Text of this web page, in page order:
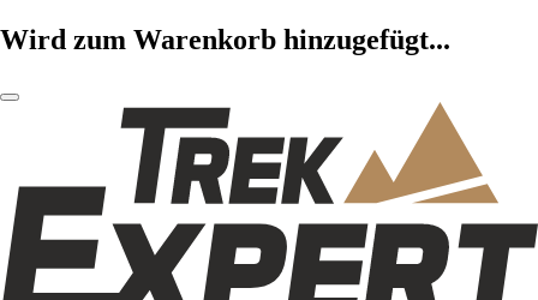
Wird zum Warenkorb hinzugefügt...